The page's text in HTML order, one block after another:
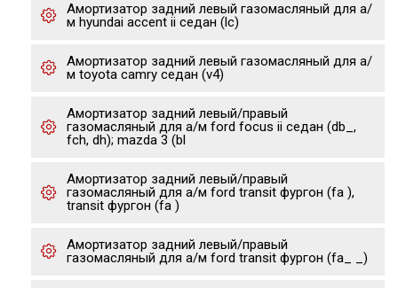
Амортизатор задний левый газомасляный для а/
м hyundai accent ii седан (lc)
Амортизатор задний левый газомасляный для а/
м toyota camry седан (v4)
Амортизатор задний левый/правый
газомасляный для а/м ford focus ii седан (db_,
fch, dh); mazda 3 (bl
Амортизатор задний левый/правый
газомасляный для а/м ford transit фургон (fa ),
transit фургон (fa )
Амортизатор задний левый/правый
газомасляный для а/м ford transit фургон (fa_ _)